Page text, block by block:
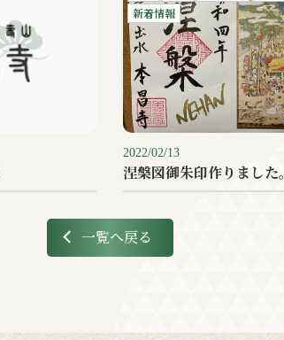
新着情報
2022/02/13
涅槃図御朱印作りました。
一覧へ戻る